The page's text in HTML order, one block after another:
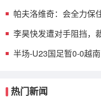
帕夫洛维奇：会全力保
李昊快发遭对手阻挡，
半场-U23国足暂0-0越
热门新闻